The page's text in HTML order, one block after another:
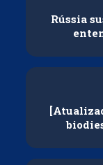
Rússia